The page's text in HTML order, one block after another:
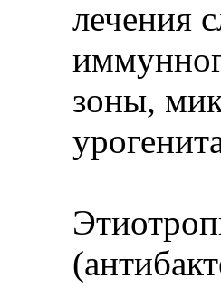
лечения
зоны,